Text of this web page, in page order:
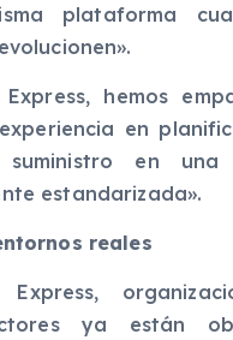
plataforma
Express, hemos
en
en una
estandarizada».
reales
Express,
ya están